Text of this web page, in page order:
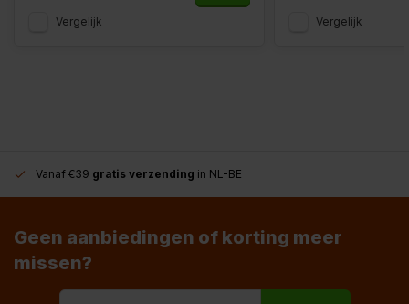
Vergelijk Vergelijk
Vanaf €39 gratis verzending in NL-BE
Geen aanbiedingen of korting meer
missen?